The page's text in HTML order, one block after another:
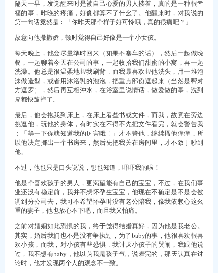
隔天一早，发觉醒来时是被自己心爱的男人搂着，真的是一种很幸
福的事，昨晚的疼痛，好像都算不了什幺了。他醒来时，对我说的
第一句话竟然是︰「你昨天那个样子好可怜哦，真的很痛吧？」
故意向他撒撒娇，顿时觉得自己好像是一个小女孩。
每天晚上，他会尽量準时回来（如果不塞车的话），然后一起做晚
餐，一起聊着今天在公司的事，一起收拾我们甜蜜的小窝，再一起
洗澡。他总是很温柔地帮我刷背，而我最喜欢帮他洗头，用一堆泡
沫做造型，或者用沐浴乳的泡泡，把重点部份遮起来（当然是帮对
方遮罗），然后再互相沖水，在浴室里说情话，做爱做的事，洗到
皮都快皱掉了。
最后，他会抱我到床上，在床上看些书或文件，而我，故意在旁边
挑逗他，玩他的身体，有时实在不得不先把文件看完，就会警告我
︰「等一下你就知道我的厉害哦！」才不管他，继续搔他痒痒，所
以他决定挪出一个书房来，然后先把我关在房间里，才不致于吵到
他。
不过，他也只是口头说说，想也知道，吓吓我的啦！
他是个喜欢孩子的男人，更渴望能有自己的宝宝，不过，在我们事
业还没有稳定前，我并不想怀孕生宝宝，他现在不确定是不是会被
调到分公司去，我可不希望怀孕时没有老公陪我，像我依赖心这幺
重的妻子，他也放心不下吧，而且我又怕痛。
之前对婚姻如此恐惧的我，终于觉得结婚真好，因为他是我老公。
其实，婚后我们也不是没有争执过，为了baby的事，他很喜欢很喜
欢小孩，而我，对小孩有些恐惧，我讨厌小孩子的哭闹，我跟他说
过，我不想有baby，他以为我是孩子气，说着完的，那天认真在讨
论时，他才发现两个人的观念不一致。